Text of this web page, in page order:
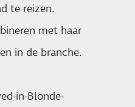
te reizen.
met haar
in de branche.
in-Blonde-